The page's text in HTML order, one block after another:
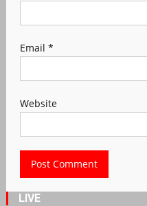
Email *
Website
LIVE